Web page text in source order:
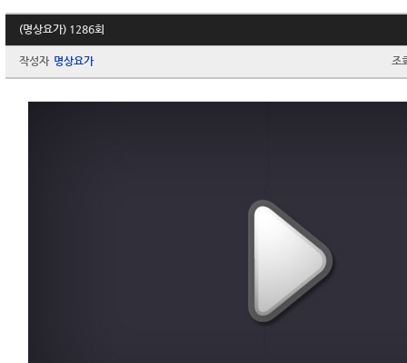
(명상요가) 1286회
작성자 명상요가 조